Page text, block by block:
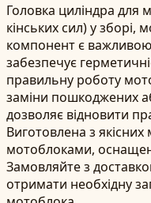
Головка циліндра для
кінських сил) у зборі,
компонент є
забезпечує
правильну роботу
заміни пошкоджених
дозволяє відновити
Виготовлена з якісних
мотоблоками,
Замовляйте з
отримати необхідну